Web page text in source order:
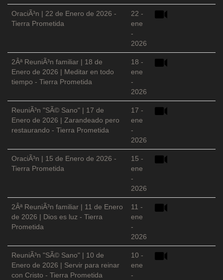
OraciÃ³n | 22 de Enero de 2026 -
Tierra Prometida
22 -
ene
-
2026
2Âª ReuniÃ³n familiar | 18 de
Enero de 2026 | Meditar en todo
tiempo - Tierra Prometida
18 -
ene
-
2026
ReuniÃ³n "SÃ© Sano" | 17 de
Enero de 2026 | Zarandeado pero
restaurando - Tierra Prometida
17 -
ene
-
2026
OraciÃ³n | 15 de Enero de 2026 -
Tierra Prometida
15 -
ene
-
2026
2Âª ReuniÃ³n familiar | 11 de Enero
de 2026 | Dios es luz - Tierra
Prometida
11 -
ene
-
2026
ReuniÃ³n "SÃ© Sano" | 10 de
Enero de 2026 | Servir para reinar
con Cristo - Tierra Prometida
10 -
ene
-